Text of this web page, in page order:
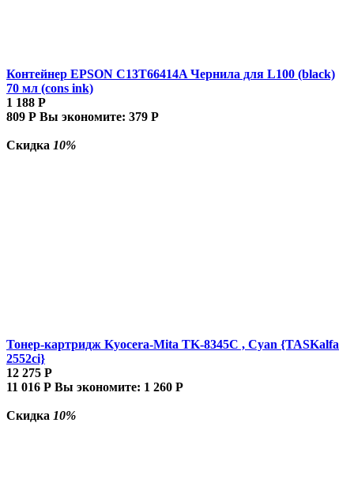
Контейнер EPSON C13T66414A Чернила для L100 (black)
70 мл (cons ink)
1 188 Р
809 Р Вы экономите: 379 Р
Скидка 10%
Тонер-картридж Kyocera-Mita TK-8345C , Cyan {TASKalfa
2552ci}
12 275 Р
11 016 Р Вы экономите: 1 260 Р
Скидка 10%